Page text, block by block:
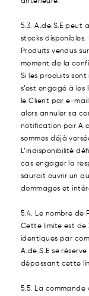
5.3. A.de.S.E peut
stocks
Produits vendus
moment de la
Si les produits
s’est engagé à les
le Client par e-
alors annuler sa
notification par
sommes déjà
L’indisponibilité
cas engager la
saurait ouvrir un
dommages et
5.4. Le nombre de
Cette limite est
identiques par
A.de.S.E se
dépassant cette
5.5. La